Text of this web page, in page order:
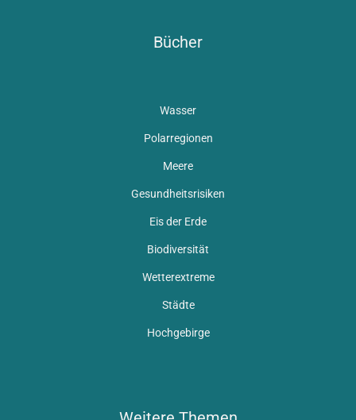
Bücher
Wasser
Polarregionen
Meere
Gesundheitsrisiken
Eis der Erde
Biodiversität
Wetterextreme
Städte
Hochgebirge